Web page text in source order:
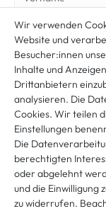
Sie erklären sich damit
und
Wir verwenden
Website und
Besucher:innen
Inhalte und
Drittanbietern
analysieren. Die
Cookies. Wir teilen
Einstellungen
Die
berechtigten
oder abgelehnt
und die Einwilligung
zu widerrufen.